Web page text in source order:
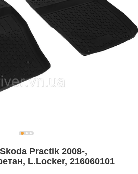
Practik 2008-,
L.Locker, 216060101